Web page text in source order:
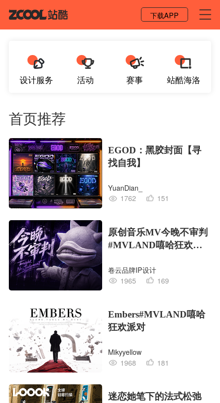
下载APP
设计服务 活动 赛事 站酷海洛
首页推荐
EGOD：黑胶封面【寻
找自我】
YuanDian_
1762
151
原创音乐MV今晚不审判
#MVLAND嘻哈狂欢派
卷云品牌IP设计
1965
169
Embers#MVLAND嘻哈
狂欢派对
Mikyyellow
1968
181
迷恋她笔下的法式松弛